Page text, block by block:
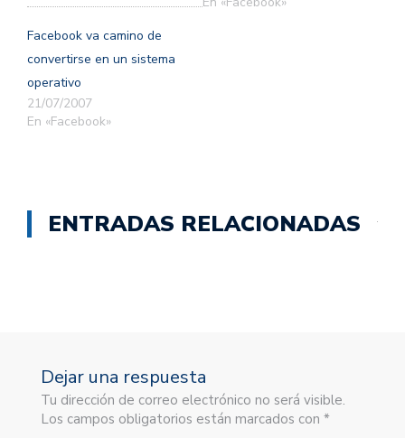
Facebook va camino de
convertirse en un sistema
operativo
21/07/2007
En «Facebook»
ENTRADAS RELACIONADAS
Dejar una respuesta
Tu dirección de correo electrónico no será visible.
Los campos obligatorios están marcados con *